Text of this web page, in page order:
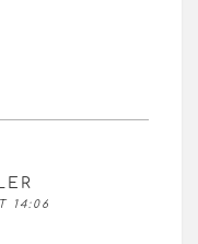
14:06